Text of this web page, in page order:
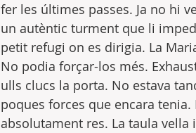
fer les últimes passes. Ja no hi
un autèntic turment que li
petit refugi on es dirigia. La
No podia forçar-los més.
ulls clucs la porta. No estava
poques forces que encara
absolutament res. La taula